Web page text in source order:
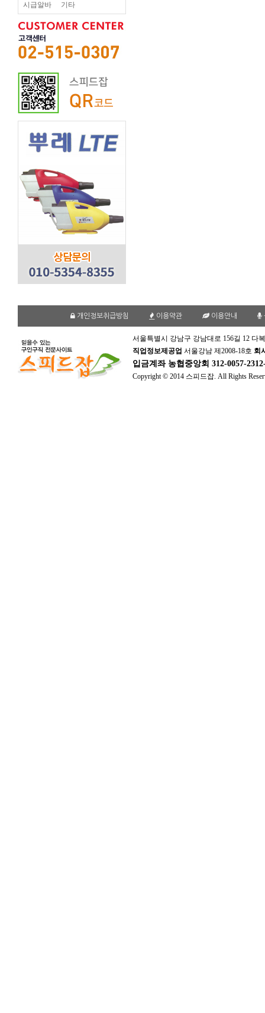
시급알바 기타
개인정보취급방침 이용약관 이용안내
서울특별시 강남구 강남대로 156길 12 다
직업정보제공업 서울강남 제2008-18호 회
입금계좌 농협중앙회 312-0057-
Copyright © 2014 스피드잡. All Rights